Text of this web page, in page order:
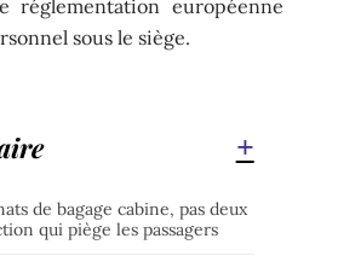
réglementation européenne
sous le siège.
de bagage cabine, pas deux
qui piège les passagers